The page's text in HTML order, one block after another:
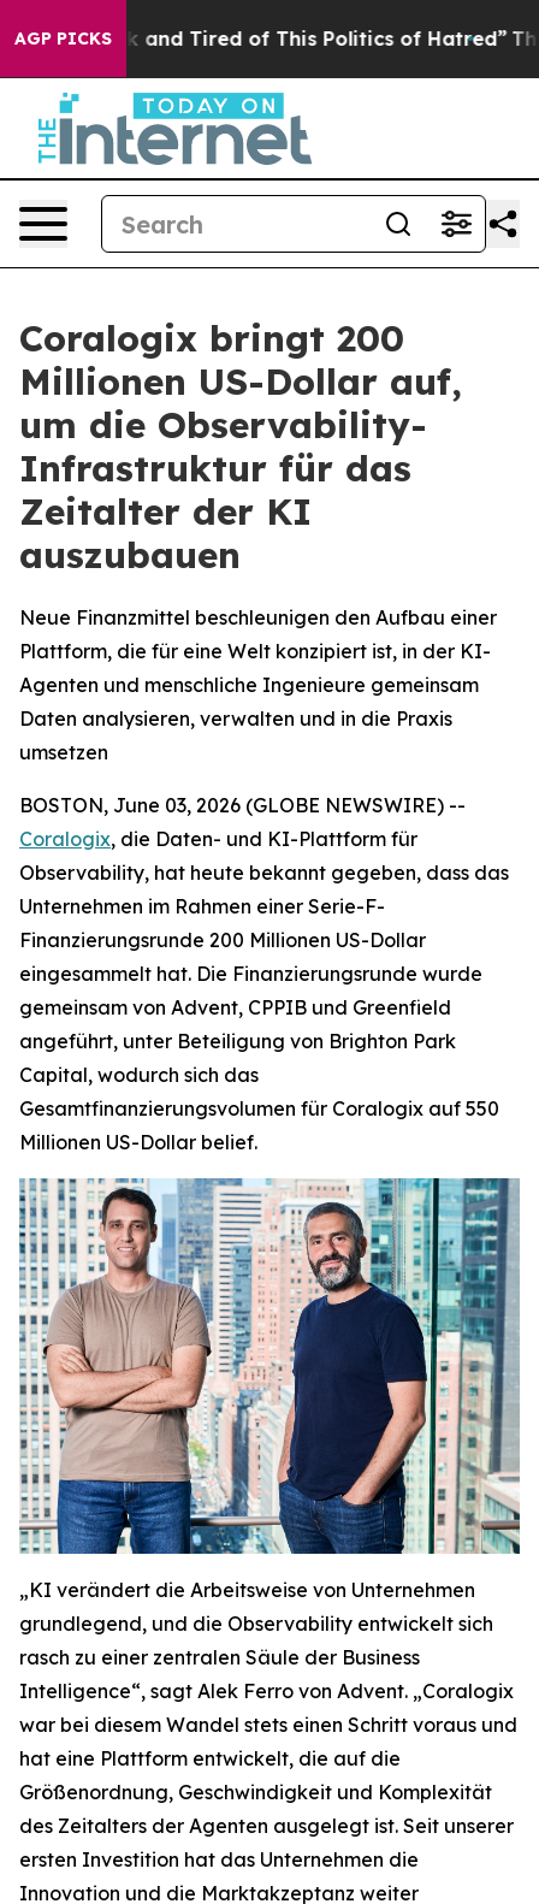
AGP PICKS
Sick and Tired of This Politics of Hatred” The Story
Coralogix bringt 200
Millionen US-Dollar auf,
um die Observability-
Infrastruktur für das
Zeitalter der KI
auszubauen
Neue Finanzmittel beschleunigen den Aufbau einer
Plattform, die für eine Welt konzipiert ist, in der KI-
Agenten und menschliche Ingenieure gemeinsam
Daten analysieren, verwalten und in die Praxis
umsetzen
BOSTON, June 03, 2026 (GLOBE NEWSWIRE) --
Coralogix, die Daten- und KI-Plattform für
Observability, hat heute bekannt gegeben, dass das
Unternehmen im Rahmen einer Serie-F-
Finanzierungsrunde 200 Millionen US-Dollar
eingesammelt hat. Die Finanzierungsrunde wurde
gemeinsam von Advent, CPPIB und Greenfield
angeführt, unter Beteiligung von Brighton Park
Capital, wodurch sich das
Gesamtfinanzierungsvolumen für Coralogix auf 550
Millionen US-Dollar belief.
„KI verändert die Arbeitsweise von Unternehmen
grundlegend, und die Observability entwickelt sich
rasch zu einer zentralen Säule der Business
Intelligence“, sagt Alek Ferro von Advent. „Coralogix
war bei diesem Wandel stets einen Schritt voraus und
hat eine Plattform entwickelt, die auf die
Größenordnung, Geschwindigkeit und Komplexität
des Zeitalters der Agenten ausgelegt ist. Seit unserer
ersten Investition hat das Unternehmen die
Innovation und die Marktakzeptanz weiter